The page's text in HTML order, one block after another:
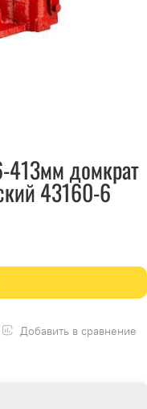
413мм домкрат
43160-6
Добавить в сравнение